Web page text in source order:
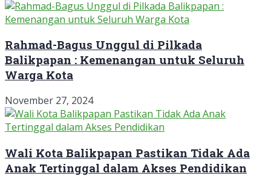
Rahmad-Bagus Unggul di Pilkada
Balikpapan : Kemenangan untuk Seluruh
Warga Kota
November 27, 2024
Wali Kota Balikpapan Pastikan Tidak Ada
Anak Tertinggal dalam Akses Pendidikan